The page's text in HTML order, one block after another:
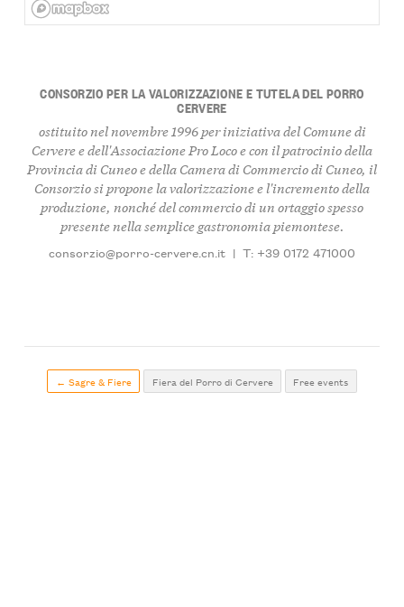
CONSORZIO PER LA VALORIZZAZIONE E TUTELA DEL PORRO
CERVERE
ostituito nel novembre 1996 per iniziativa del Comune di
Cervere e dell'Associazione Pro Loco e con il patrocinio della
Provincia di Cuneo e della Camera di Commercio di Cuneo, il
Consorzio si propone la valorizzazione e l'incremento della
produzione, nonché del commercio di un ortaggio spesso
presente nella semplice gastronomia piemontese.
consorzio@porro-cervere.cn.it | T: +39 0172 471000
← Sagre & Fiere Fiera del Porro di Cervere Free events